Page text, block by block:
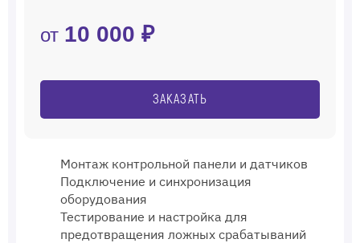
от 10 000 ₽
ЗАКАЗАТЬ
Монтаж контрольной панели и датчиков
Подключение и синхронизация
оборудования
Тестирование и настройка для
предотвращения ложных срабатываний